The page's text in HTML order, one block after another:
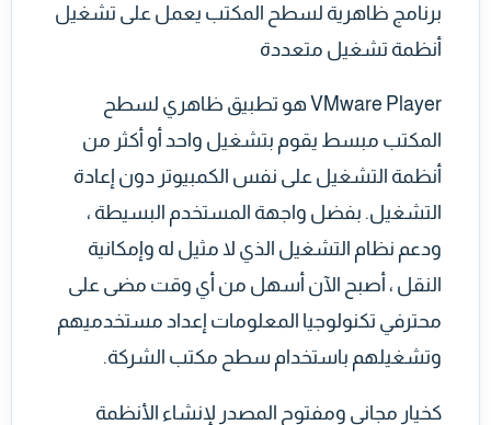
برنامج ظاهرية لسطح المكتب يعمل على تشغيل
أنظمة تشغيل متعددة
VMware Player هو تطبيق ظاهري لسطح
المكتب مبسط يقوم بتشغيل واحد أو أكثر من
أنظمة التشغيل على نفس الكمبيوتر دون إعادة
التشغيل. بفضل واجهة المستخدم البسيطة ،
ودعم نظام التشغيل الذي لا مثيل له وإمكانية
النقل ، أصبح الآن أسهل من أي وقت مضى على
محترفي تكنولوجيا المعلومات إعداد مستخدميهم
وتشغيلهم باستخدام سطح مكتب الشركة.
كخيار مجاني ومفتوح المصدر لإنشاء الأنظمة